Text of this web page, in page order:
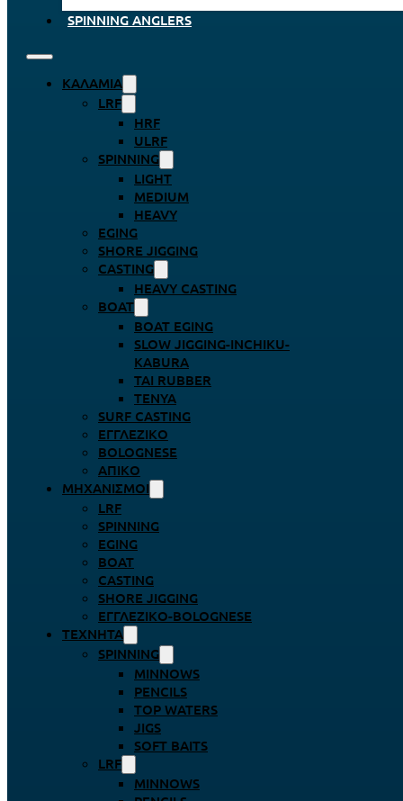
SPINNING ANGLERS
ΚΑΛΆΜΙΑ
LRF
HRF
ULRF
SPINNING
LIGHT
MEDIUM
HEAVY
EGING
SHORE JIGGING
CASTING
HEAVY CASTING
BOAT
BOAT EGING
SLOW JIGGING-INCHIKU-
KABURA
TAI RUBBER
TENYA
SURF CASTING
ΕΓΓΛΈΖΙΚΟ
BOLOGNESE
ΑΠΊΚΟ
ΜΗΧΑΝΙΣΜΟΊ
LRF
SPINNING
EGING
BOAT
CASTING
SHORE JIGGING
ΕΓΓΛΈΖΙΚΟ-BOLOGNESE
ΤΕΧΝΗΤΆ
SPINNING
MINNOWS
PENCILS
TOP WATERS
JIGS
SOFT BAITS
LRF
MINNOWS